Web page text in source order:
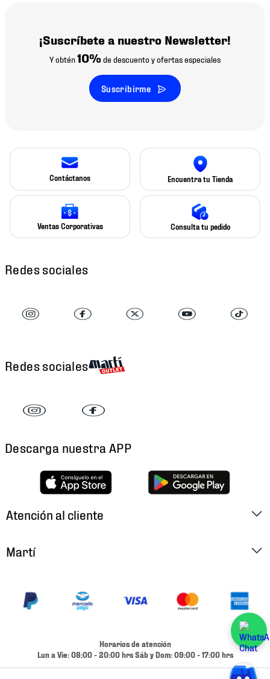
¡Suscríbete a nuestro Newsletter!
Y obtén10% de descuento y ofertas especiales
Suscribirme
Contáctanos Encuentra tu Tienda
Ventas Corporativas Consulta tu pedido
Redes sociales
Redes sociales
Descarga nuestra APP
Atención al cliente
Cambios y Devoluciones
Martí
Ubica tu Tienda
Términos y Condiciones
Horarios de atención
Lun a Vie: 08:00 - 20:00 hrs Sáb y Dom: 09:00 - 17:00 hrs